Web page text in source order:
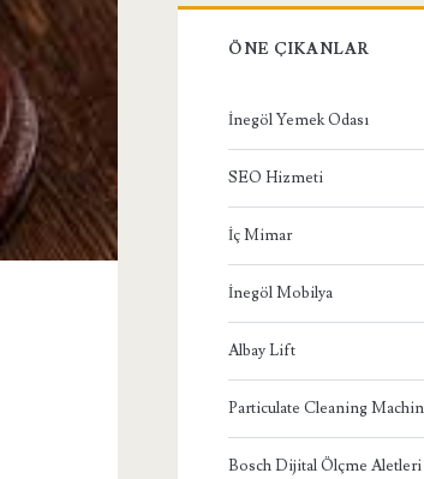
ÖNE ÇIKANLAR
İnegöl Yemek Odası
SEO Hizmeti
İç Mimar
İnegöl Mobilya
Albay Lift
Particulate Cleaning
Bosch Dijital Ölçme Aletleri